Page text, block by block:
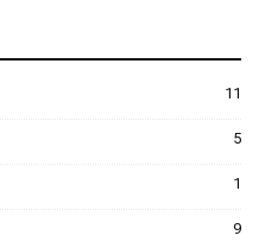
11
5
1
9